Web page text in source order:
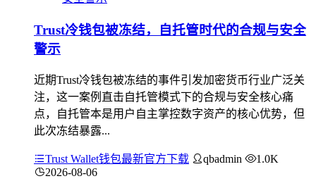
Trust冷钱包被冻结，自托管时代的合规与安全
警示
近期Trust冷钱包被冻结的事件引发加密货币行业广泛关
注，这一案例直击自托管模式下的合规与安全核心痛
点，自托管本是用户自主掌控数字资产的核心优势，但
此次冻结暴露...
Trust Wallet钱包最新官方下载 qbadmin
1.0K
2026-08-06